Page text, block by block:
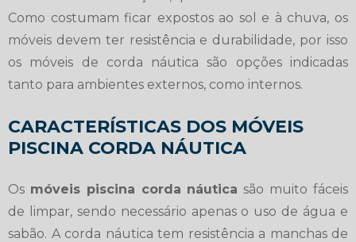
Como costumam ficar expostos ao sol e à chuva, os
móveis devem ter resistência e durabilidade, por isso
os móveis de corda náutica são opções indicadas
tanto para ambientes externos, como internos.
CARACTERÍSTICAS DOS MÓVEIS
PISCINA CORDA NÁUTICA
Os móveis piscina corda náutica são muito fáceis
de limpar, sendo necessário apenas o uso de água e
sabão. A corda náutica tem resistência a manchas de